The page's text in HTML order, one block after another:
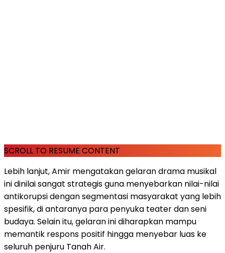
SCROLL TO RESUME CONTENT
Lebih lanjut, Amir mengatakan gelaran drama musikal
ini dinilai sangat strategis guna menyebarkan nilai-nilai
antikorupsi dengan segmentasi masyarakat yang lebih
spesifik, di antaranya para penyuka teater dan seni
budaya. Selain itu, gelaran ini diharapkan mampu
memantik respons positif hingga menyebar luas ke
seluruh penjuru Tanah Air.